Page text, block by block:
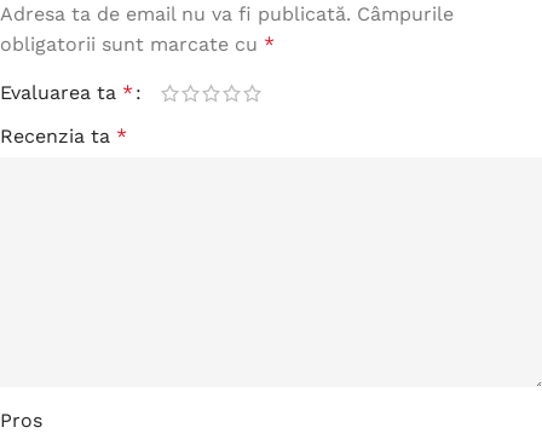
Adresa ta de email nu va fi publicată. Câmpurile
obligatorii sunt marcate cu *
Evaluarea ta *
Recenzia ta *
Pros